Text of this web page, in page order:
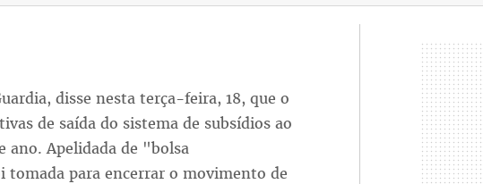
disse nesta terça-feira, 18, que o
de saída do sistema de subsídios ao
Apelidada de "bolsa
para encerrar o movimento de